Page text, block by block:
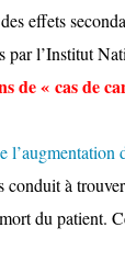
effets
par l’Institut
de « cas de
l’augmentation
à
du patient.